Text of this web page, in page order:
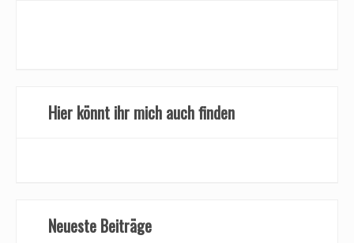
Hier könnt ihr mich auch finden
Neueste Beiträge